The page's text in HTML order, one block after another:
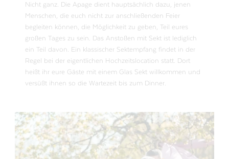
Nicht ganz. Die Apage dient hauptsächlich dazu, jenen
Menschen, die euch nicht zur anschließenden Feier
begleiten können, die Möglichkeit zu geben, Teil eures
großen Tages zu sein. Das Anstoßen mit Sekt ist lediglich
ein Teil davon. Ein klassischer Sektempfang findet in der
Regel bei der eigentlichen Hochzeitslocation statt. Dort
heißt ihr eure Gäste mit einem Glas Sekt willkommen und
versüßt ihnen so die Wartezeit bis zum Dinner.